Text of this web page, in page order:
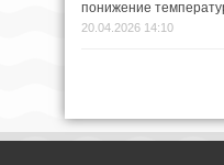
понижение
20.04.2026 14:10